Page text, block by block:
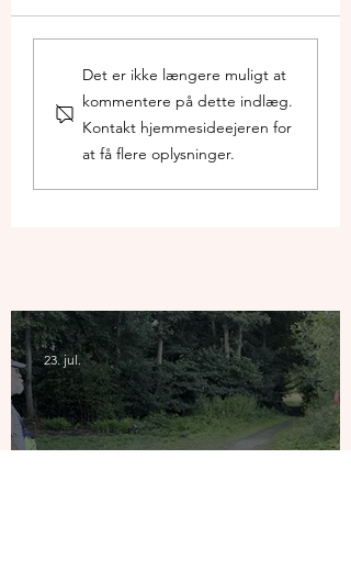
informationsmødet?
Se de temaer
ROiStavtrup og
Fællesrådet har rejst
Det er ikke længere muligt at
kommentere på dette indlæg.
Kontakt hjemmesideejeren for
at få flere oplysninger.
23. jul.